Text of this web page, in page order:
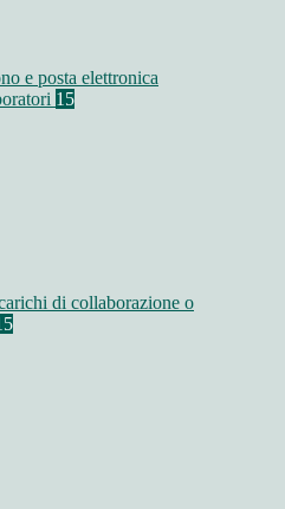
e posta elettronica
15
di collaborazione o